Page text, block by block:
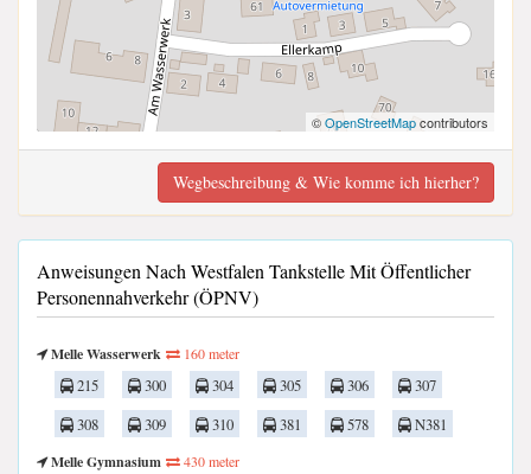
©OpenStreetMapcontributors
Wegbeschreibung & Wie komme ich hierher?
Anweisungen Nach Westfalen Tankstelle Mit Öffentlicher
Personennahverkehr (ÖPNV)
Melle Wasserwerk 160 meter
215 300 304 305 306
307
308
309 310 381 578
N381
Melle Gymnasium
430 meter